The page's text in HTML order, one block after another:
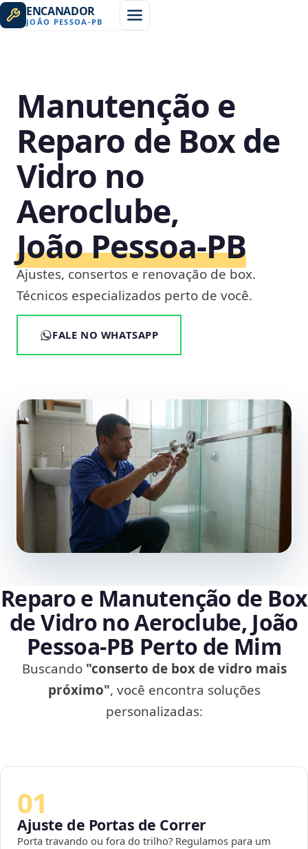
ENCANADOR
JOÃO PESSOA -PB
Manutenção e
Reparo de Box de
Vidro no
Aeroclube,
João Pessoa‑PB
Ajustes, consertos e renovação de box.
Técnicos especializados perto de você.
FALE NO WHATSAPP
Reparo e Manutenção de Box
de Vidro no Aeroclube, João
Pessoa‑PB Perto de Mim
Buscando "conserto de box de vidro mais
próximo", você encontra soluções
personalizadas:
01
Ajuste de Portas de Correr
Porta travando ou fora do trilho? Regulamos para um